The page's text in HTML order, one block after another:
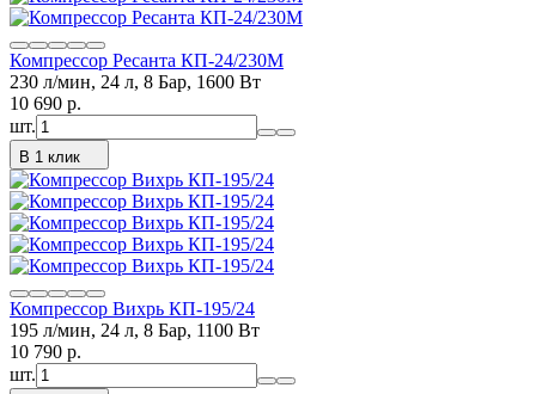
Компрессор Ресанта КП-24/230М
230 л/мин, 24 л, 8 Бар, 1600 Вт
10 690 p.
шт.
В 1 клик
Компрессор Вихрь КП-195/24
195 л/мин, 24 л, 8 Бар, 1100 Вт
10 790 p.
шт.